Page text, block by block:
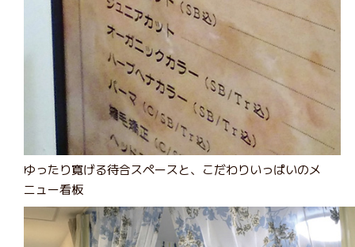
ゆったり寛げる待合スペースと、こだわりいっぱいのメ
ニュー看板